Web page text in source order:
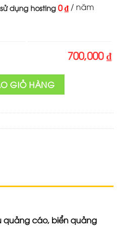
dụng hosting 0 ₫ / năm
700,000 ₫
cáo, biển quảng cáo số
GIỎ HÀNG
quảng cáo, biển quảng